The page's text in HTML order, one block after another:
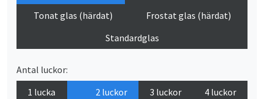
Tonat glas (härdat)
Frostat glas (härdat)
Standardglas
Antal luckor:
1 lucka
2 luckor 3 luckor
4 luckor